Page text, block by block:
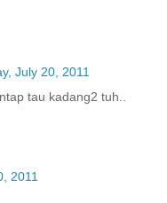
July 20, 2011
tau kadang2 tuh..
2011